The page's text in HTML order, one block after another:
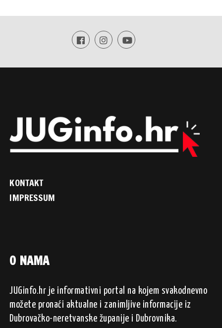
KONTAKT
IMPRESSUM
O NAMA
JUGinfo.hr je informativni portal na kojem svakodnevno
možete pronaći aktualne i zanimljive informacije iz
Dubrovačko-neretvanske županije i Dubrovnika.